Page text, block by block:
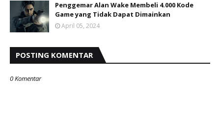
Penggemar Alan Wake Membeli 4.000 Kode
Game yang Tidak Dapat Dimainkan
April 05, 2024
POSTING KOMENTAR
0 Komentar